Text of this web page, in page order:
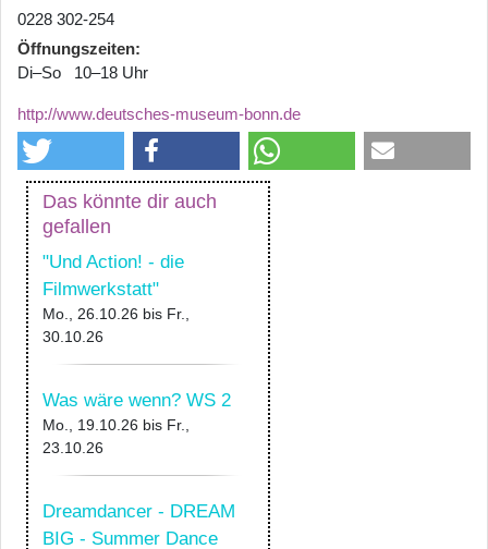
0228 302-254
Öffnungszeiten
Di–So 10–18 Uhr
http://www.deutsches-museum-bonn.de
Das könnte dir auch
gefallen
"Und Action! - die
Filmwerkstatt"
Mo., 26.10.26 bis Fr.,
30.10.26
Was wäre wenn? WS 2
Mo., 19.10.26 bis Fr.,
23.10.26
Dreamdancer - DREAM
BIG - Summer Dance